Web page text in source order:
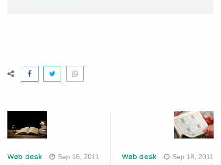
Web desk Sep 16, 2011 Web desk Sep 18, 2011